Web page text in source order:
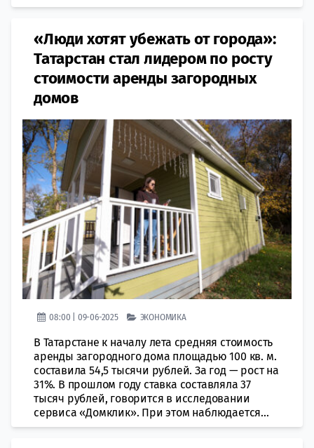
«Люди хотят убежать от города»:
Татарстан стал лидером по росту
стоимости аренды загородных
домов
08:00 | 09-06-2025 ЭКОНОМИКА
В Татарстане к началу лета средняя стоимость
аренды загородного дома площадью 100 кв. м.
составила 54,5 тысячи рублей. За год — рост на
31%. В прошлом году ставка составляла 37
тысяч рублей, говорится в исследовании
сервиса «Домклик». При этом наблюдается...